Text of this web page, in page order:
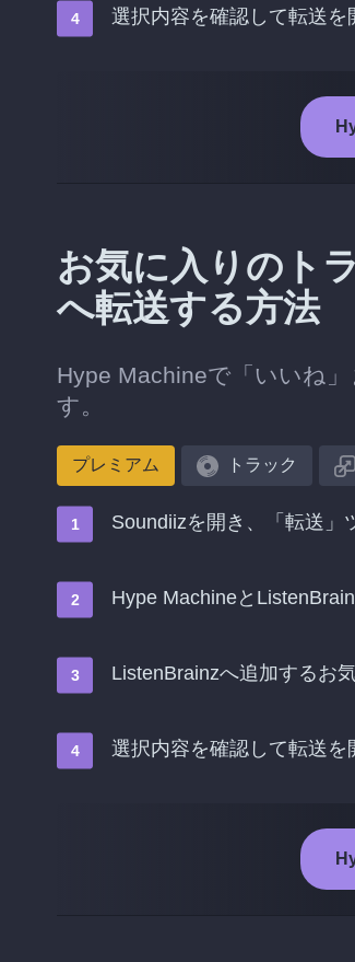
選択内容を確認して転送を
お気に入りのト
へ転送する方法
Hype Machineで「いいね
す。
プレミアム トラック
Soundiizを開き、「転送」
Hype Machineと
ListenBrainzへ追加するお
選択内容を確認して転送を